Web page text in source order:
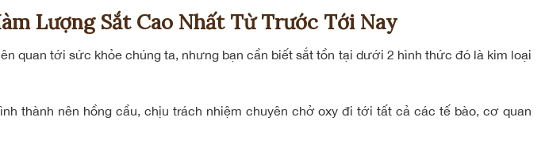
Lượng Sắt Cao Nhất Từ Trước Tới Nay
quan tới sức khỏe chúng ta, nhưng bạn cần biết sắt tồn tại dưới 2 hình thức đó là kim loại
thành nên hồng cầu, chịu trách nhiệm chuyên chở oxy đi tới tất cả các tế bào, cơ quan